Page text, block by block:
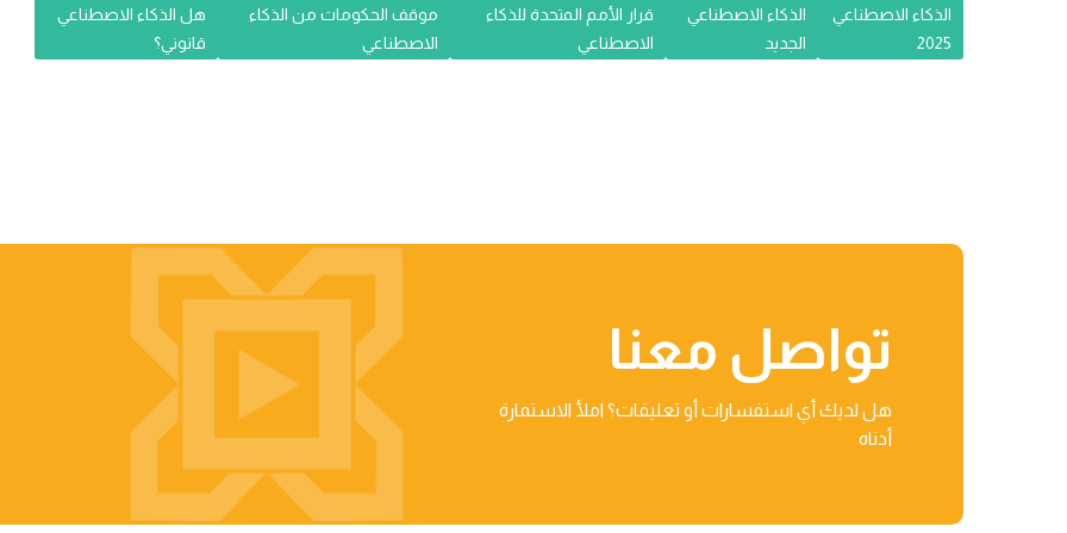
الذكاء الاصطناعي
2025
الذكاء الاصطناعي
الجديد
قرار الأمم المتحدة للذكاء
الاصطناعي
موقف الحكومات من الذكاء
الاصطناعي
هل الذكاء الاصطناعي
قانوني؟
تواصل معنا
هل لديك أي استفسارات أو تعليقات؟ املأ الاستمارة
أدناه